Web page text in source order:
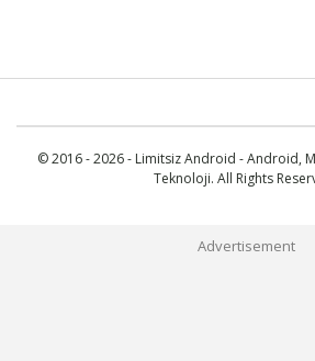
© 2016 - 2026 - Limitsiz Android - Android,
Teknoloji. All Rights
Advertisement